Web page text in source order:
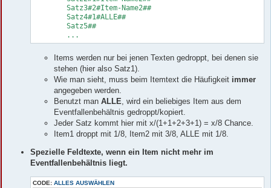
	...
Items werden nur bei jenen Texten gedroppt, bei denen sie
stehen (hier also Satz1).
Wie man sieht, muss beim Itemtext die Häufigkeit immer
angegeben werden.
Benutzt man ALLE, wird ein beliebiges Item aus dem
Eventfallenbehältnis gedroppt/kopiert.
Jeder Satz kommt hier mit x/(1+1+2+3+1) = x/8 Chance.
Item1 droppt mit 1/8, Item2 mit 3/8, ALLE mit 1/8.
Spezielle Feldtexte, wenn ein Item nicht mehr im
Eventfallenbehältnis liegt.
CODE: ALLES AUSWÄHLEN